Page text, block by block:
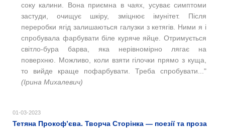
соку калини. Вона приємна в чаях, усуває симптоми
застуди, очищує шкіру, зміцнює імунітет. Після
переробки ягід залишаються галузки з кетягів. Ними я і
спробувала фарбувати біле куряче яйце. Отримується
світло-бура барва, яка нерівномірно лягає на
поверхню. Можливо, коли взяти гілочки прямо з куща,
то вийде краще пофарбувати. Треба спробувати..."
(Ірина Михалевич)
01-03-2023
Тетяна Прокоф’єва. Творча Сторінка — поезії та проза